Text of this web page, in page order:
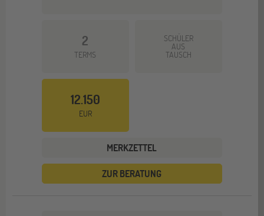
2
TERMS
SCHÜLER
AUS
TAUSCH
12.150
EUR
MERKZETTEL
ZUR BERATUNG